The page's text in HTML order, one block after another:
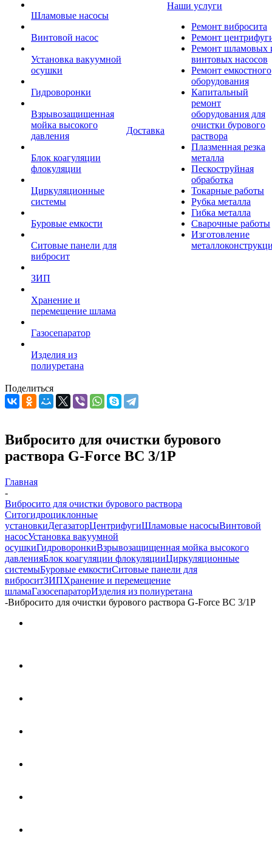
Шламовые насосы
Винтовой насос
Установка вакуумной
осушки
Гидроворонки
Взрывозащищенная
мойка высокого
давления
Блок коагуляции
флокуляции
Циркуляционные
системы
Буровые емкости
Ситовые панели для
вибросит
ЗИП
Хранение и
перемещение шлама
Газосепаратор
Изделия из
полиуретана
Доставка
Наши услуги
Ремонт вибросита
Ремонт
Ремонт шламовых
винтовых насосов
Ремонт емкостного
оборудования
Капитальный
ремонт
оборудования для
очистки бурового
раствора
Плазменная резка
металла
Пескоструйная
обработка
Токарные работы
Рубка металла
Гибка металла
Сварочные работы
Изготовление
Поделиться
Вибросито для очистки бурового
раствора G-Force ВС 3/1P
Главная
-
Вибросито для очистки бурового раствора
Ситогидроциклонные
установкиДегазаторЦентрифугиШламовые насосыВинтовой
насосУстановка вакуумной
осушкиГидроворонкиВзрывозащищенная мойка высокого
давленияБлок коагуляции флокуляцииЦиркуляционные
системыБуровые емкостиСитовые панели для
виброситЗИПХранение и перемещение
шламаГазосепараторИзделия из полиуретана
-Вибросито для очистки бурового раствора G-Force ВС 3/1P